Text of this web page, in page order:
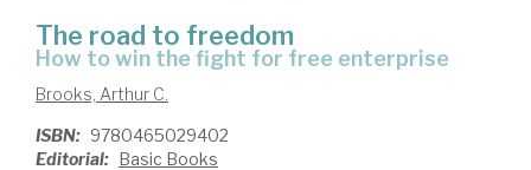
The road to freedom
how to win the fight for free enterprise
Brooks, Arthur C.
ISBN: 9780465029402
Editorial: Basic Books